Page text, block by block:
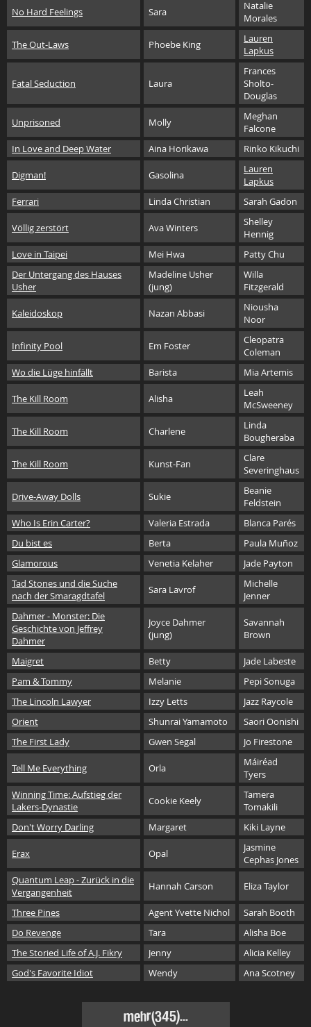
No Hard Feelings Sara
Natalie
Morales
The Out-Laws Phoebe King
Lauren
Lapkus
Fatal Seduction Laura
Frances
Sholto-
Douglas
Unprisoned Molly
Meghan
Falcone
In Love and Deep Water
Aina Horikawa Rinko Kikuchi
Digman! Gasolina
Lauren
Lapkus
Ferrari
Linda Christian Sarah Gadon
Völlig zerstört Ava Winters
Shelley
Hennig
Love in Taipei
Mei Hwa
Patty Chu
Der Untergang des Hauses
Usher
Madeline Usher
(jung)
Willa
Fitzgerald
Kaleidoskop Nazan Abbasi
Niousha
Noor
Infinity Pool Em Foster
Cleopatra
Coleman
Wo die Lüge hinfällt
Barista Mia Artemis
The Kill Room Alisha
Leah
McSweeney
The Kill Room Charlene
Linda
Bougheraba
The Kill Room Kunst-Fan
Clare
Severinghaus
Drive-Away Dolls Sukie
Beanie
Feldstein
Who Is Erin Carter?
Valeria Estrada
Blanca Parés
Du bist es
Berta
Paula Muñoz
Glamorous
Venetia Kelaher
Jade Payton
Tad Stones und die Suche
nach der Smaragdtafel
Sara Lavrof
Michelle
Jenner
Dahmer - Monster: Die
Geschichte von Jeffrey
Dahmer
Joyce Dahmer
(jung)
Savannah
Brown
Maigret Betty
Jade Labeste
Pam & Tommy
Melanie
Pepi Sonuga
The Lincoln Lawyer
Izzy Letts
Jazz Raycole
Orient
Shunrai Yamamoto
Saori Oonishi
The First Lady
Gwen Segal Jo Firestone
Tell Me Everything Orla
Máiréad
Tyers
Winning Time: Aufstieg der
Lakers-Dynastie
Cookie Keely
Tamera
Tomakili
Don't Worry Darling
Margaret Kiki Layne
Erax Opal
Jasmine
Cephas Jones
Quantum Leap - Zurück in die
Vergangenheit
Hannah Carson Eliza Taylor
Three Pines Agent Yvette Nichol
Sarah Booth
Do Revenge
Tara
Alisha Boe
The Storied Life of A.J. Fikry
Jenny
Alicia Kelley
God's Favorite Idiot
Wendy Ana Scotney
mehr(345)...